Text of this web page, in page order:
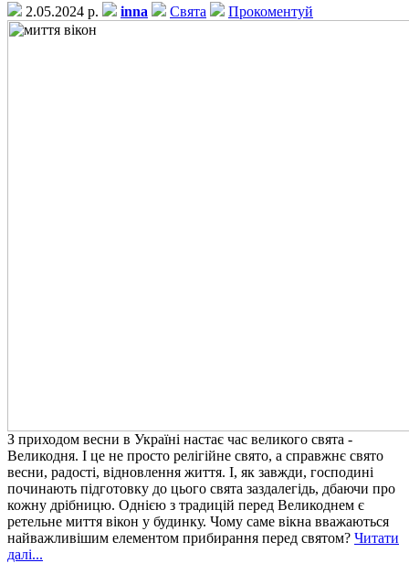
2.05.2024 р. inna Свята Прокоментуй
З приходом весни в Україні настає час великого свята -
Великодня. І це не просто релігійне свято, а справжнє свято
весни, радості, відновлення життя. І, як завжди, господині
починають підготовку до цього свята заздалегідь, дбаючи про
кожну дрібницю. Однією з традицій перед Великоднем є
ретельне миття вікон у будинку. Чому саме вікна вважаються
найважливішим елементом прибирання перед святом? Читати
далі...